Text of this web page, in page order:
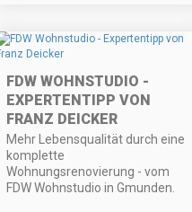
FDW WOHNSTUDIO -
EXPERTENTIPP VON
FRANZ DEICKER
Mehr Lebensqualität durch eine
komplette
Wohnungsrenovierung - vom
FDW Wohnstudio in Gmunden.